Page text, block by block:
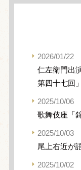
2026/01/22
仁左衛門出
第四十七回
2025/10/06
歌舞伎座「
2025/10/03
尾上右近が
2025/10/02